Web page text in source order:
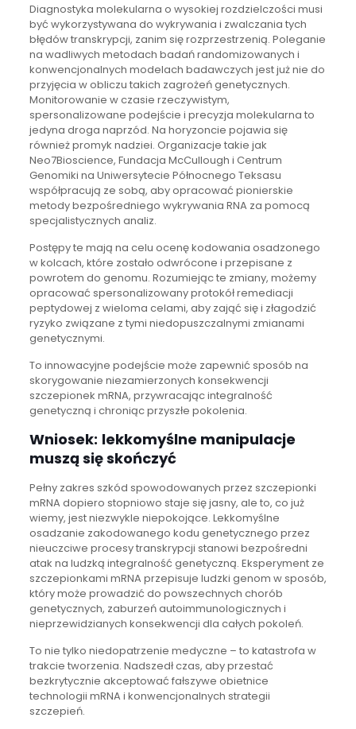
Diagnostyka molekularna o wysokiej rozdzielczości musi
być wykorzystywana do wykrywania i zwalczania tych
błędów transkrypcji, zanim się rozprzestrzenią. Poleganie
na wadliwych metodach badań randomizowanych i
konwencjonalnych modelach badawczych jest już nie do
przyjęcia w obliczu takich zagrożeń genetycznych.
Monitorowanie w czasie rzeczywistym,
spersonalizowane podejście i precyzja molekularna to
jedyna droga naprzód. Na horyzoncie pojawia się
również promyk nadziei. Organizacje takie jak
Neo7Bioscience, Fundacja McCullough i Centrum
Genomiki na Uniwersytecie Północnego Teksasu
współpracują ze sobą, aby opracować pionierskie
metody bezpośredniego wykrywania RNA za pomocą
specjalistycznych analiz.
Postępy te mają na celu ocenę kodowania osadzonego
w kolcach, które zostało odwrócone i przepisane z
powrotem do genomu. Rozumiejąc te zmiany, możemy
opracować spersonalizowany protokół remediacji
peptydowej z wieloma celami, aby zająć się i złagodzić
ryzyko związane z tymi niedopuszczalnymi zmianami
genetycznymi.
To innowacyjne podejście może zapewnić sposób na
skorygowanie niezamierzonych konsekwencji
szczepionek mRNA, przywracając integralność
genetyczną i chroniąc przyszłe pokolenia.
Wniosek: lekkomyślne manipulacje
muszą się skończyć
Pełny zakres szkód spowodowanych przez szczepionki
mRNA dopiero stopniowo staje się jasny, ale to, co już
wiemy, jest niezwykle niepokojące. Lekkomyślne
osadzanie zakodowanego kodu genetycznego przez
nieuczciwe procesy transkrypcji stanowi bezpośredni
atak na ludzką integralność genetyczną. Eksperyment ze
szczepionkami mRNA przepisuje ludzki genom w sposób,
który może prowadzić do powszechnych chorób
genetycznych, zaburzeń autoimmunologicznych i
nieprzewidzianych konsekwencji dla całych pokoleń.
To nie tylko niedopatrzenie medyczne – to katastrofa w
trakcie tworzenia. Nadszedł czas, aby przestać
bezkrytycznie akceptować fałszywe obietnice
technologii mRNA i konwencjonalnych strategii
szczepień.